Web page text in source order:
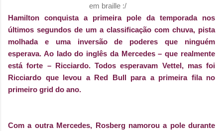
em braille :/
Hamilton conquista a primeira pole da temporada nos
últimos segundos de um a classificação com chuva, pista
molhada e uma inversão de poderes que ninguém
esperava. Ao lado do inglês da Mercedes – que realmente
está forte – Ricciardo. Todos esperavam Vettel, mas foi
Ricciardo que levou a Red Bull para a primeira fila no
primeiro grid do ano.
Com a outra Mercedes, Rosberg namorou a pole durante